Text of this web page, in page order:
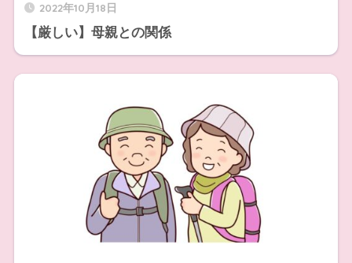
2022年10月18日
【厳しい】母親との関係